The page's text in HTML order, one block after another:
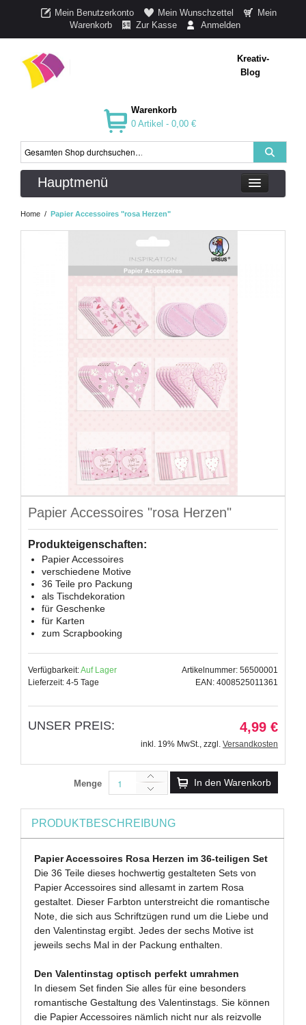
Mein Benutzerkonto Mein Wunschzettel
Mein
Warenkorb
Zur Kasse Anmelden
Kreativ-
Blog
Warenkorb
0 Artikel - 0,00 €
Hauptmenü
Home / Papier Accessoires "rosa Herzen"
Papier Accessoires "rosa Herzen"
Produkteigenschaften:
Papier Accessoires
verschiedene Motive
36 Teile pro Packung
als Tischdekoration
für Geschenke
für Karten
zum Scrapbooking
Verfügbarkeit:Auf Lager
Lieferzeit: 4-5 Tage
Artikelnummer: 56500001
EAN: 4008525011361
UNSER PREIS: 4,99 €
inkl. 19% MwSt., zzgl. Versandkosten
Menge In den Warenkorb
PRODUKTBESCHREIBUNG
Papier Accessoires Rosa Herzen im 36-teiligen Set
Die 36 Teile dieses hochwertig gestalteten Sets von
Papier Accessoires sind allesamt in zartem Rosa
gestaltet. Dieser Farbton unterstreicht die romantische
Note, die sich aus Schriftzügen rund um die Liebe und
den Valentinstag ergibt. Jedes der sechs Motive ist
jeweils sechs Mal in der Packung enthalten.
Den Valentinstag optisch perfekt umrahmen
In diesem Set finden Sie alles für eine besonders
romantische Gestaltung des Valentinstags. Sie können
die Papier Accessoires nämlich nicht nur als reizvolle